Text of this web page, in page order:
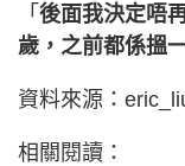
「 後面我決定唔
歲，之前都係搵
資料來源：
相關閱讀：